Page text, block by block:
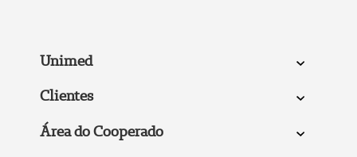
Unimed
Clientes
Área do Cooperado